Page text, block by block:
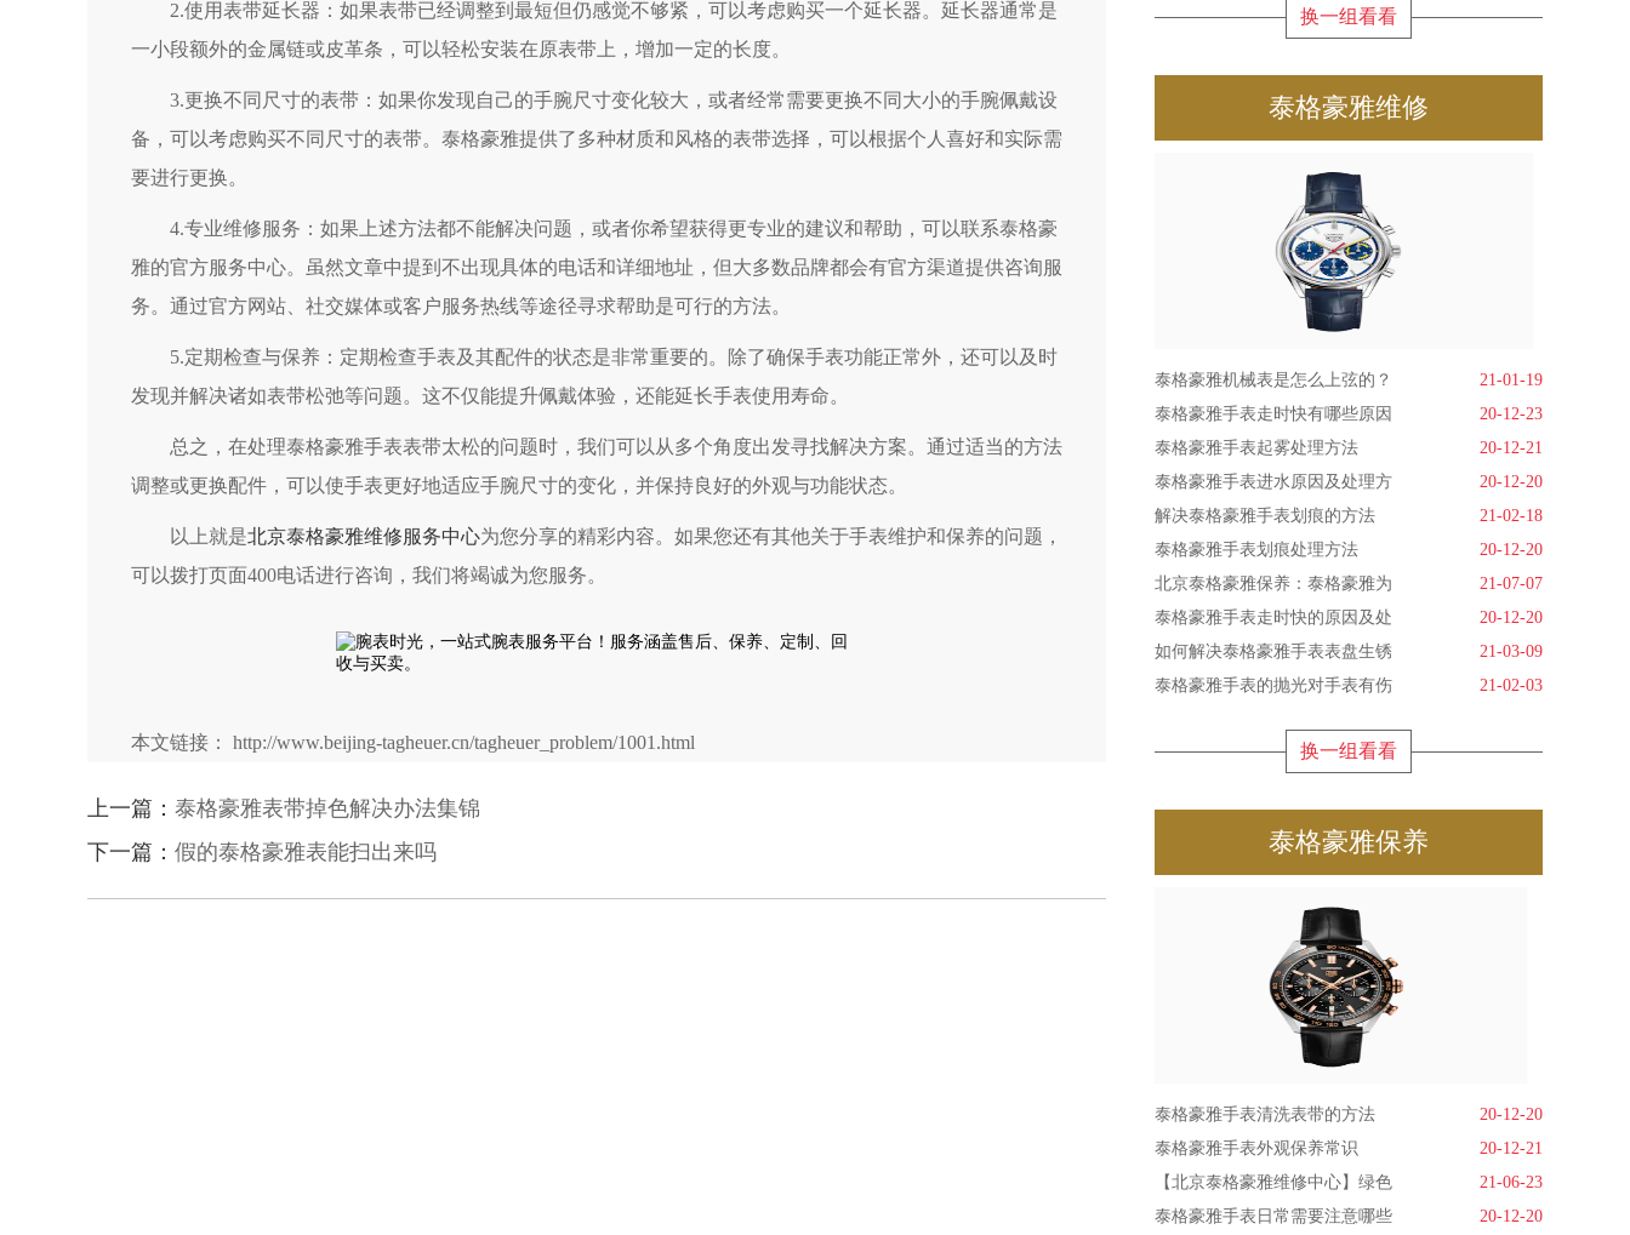
2.使用表带延长器：如果表带已经调整到最短但仍感觉不够紧，可以考虑购买一个延长器。延长器通常是
一小段额外的金属链或皮革条，可以轻松安装在原表带上，增加一定的长度。
3.更换不同尺寸的表带：如果你发现自己的手腕尺寸变化较大，或者经常需要更换不同大小的手腕佩戴设
备，可以考虑购买不同尺寸的表带。泰格豪雅提供了多种材质和风格的表带选择，可以根据个人喜好和实际需
要进行更换。
4.专业维修服务：如果上述方法都不能解决问题，或者你希望获得更专业的建议和帮助，可以联系泰格豪
雅的官方服务中心。虽然文章中提到不出现具体的电话和详细地址，但大多数品牌都会有官方渠道提供咨询服
务。通过官方网站、社交媒体或客户服务热线等途径寻求帮助是可行的方法。
5.定期检查与保养：定期检查手表及其配件的状态是非常重要的。除了确保手表功能正常外，还可以及时
发现并解决诸如表带松弛等问题。这不仅能提升佩戴体验，还能延长手表使用寿命。
总之，在处理泰格豪雅手表表带太松的问题时，我们可以从多个角度出发寻找解决方案。通过适当的方法
调整或更换配件，可以使手表更好地适应手腕尺寸的变化，并保持良好的外观与功能状态。
以上就是北京泰格豪雅维修服务中心为您分享的精彩内容。如果您还有其他关于手表维护和保养的问题，
可以拨打页面400电话进行咨询，我们将竭诚为您服务。
本文链接： http://www.beijing-tagheuer.cn/tagheuer_problem/1001.html
上一篇： 泰格豪雅表带掉色解决办法集锦
下一篇： 假的泰格豪雅表能扫出来吗
换一组看看
泰格豪雅维修
泰格豪雅机械表是怎么上弦的？
21-01-19
泰格豪雅手表走时快有哪些原因
20-12-23
泰格豪雅手表起雾处理方法
20-12-21
泰格豪雅手表进水原因及处理方
20-12-20
解决泰格豪雅手表划痕的方法
21-02-18
泰格豪雅手表划痕处理方法
20-12-20
北京泰格豪雅保养：泰格豪雅为
21-07-07
泰格豪雅手表走时快的原因及处
20-12-20
如何解决泰格豪雅手表表盘生锈
21-03-09
泰格豪雅手表的抛光对手表有伤
21-02-03
换一组看看
泰格豪雅保养
泰格豪雅手表清洗表带的方法
20-12-20
泰格豪雅手表外观保养常识
20-12-21
【北京泰格豪雅维修中心】绿色
21-06-23
泰格豪雅手表日常需要注意哪些
20-12-20